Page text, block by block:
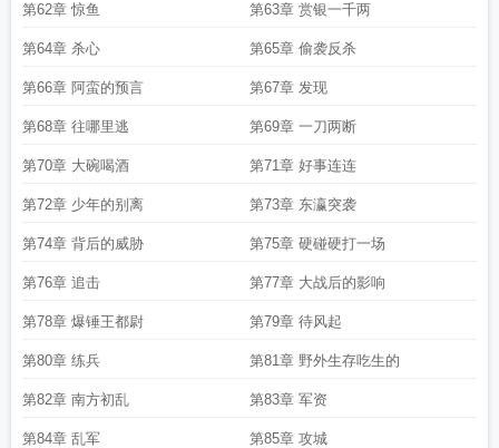
第62章 惊鱼 第63章 赏银一千两
第64章 杀心 第65章 偷袭反杀
第66章 阿蛮的预言 第67章 发现
第68章 往哪里逃 第69章 一刀两断
第70章 大碗喝酒 第71章 好事连连
第72章 少年的别离 第73章 东瀛突袭
第74章 背后的威胁 第75章 硬碰硬打一场
第76章 追击 第77章 大战后的影响
第78章 爆锤王都尉 第79章 待风起
第80章 练兵 第81章 野外生存吃生的
第82章 南方初乱 第83章 军资
第84章 乱军 第85章 攻城